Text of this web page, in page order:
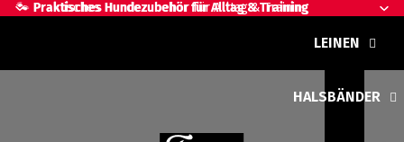
🐾 Praktisches Hundezubehör für Alltag & Training
🐾 Praktisches Hundezubehör für Alltag & Training
LEINEN
HALSBÄNDER